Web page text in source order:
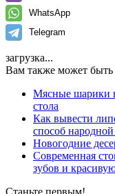
WhatsApp
Telegram
загрузка...
Вам также может быть
Мясные шарики
стола
Как вывести
способ
Новогодние
Современная
зубов и
Станьте первым!